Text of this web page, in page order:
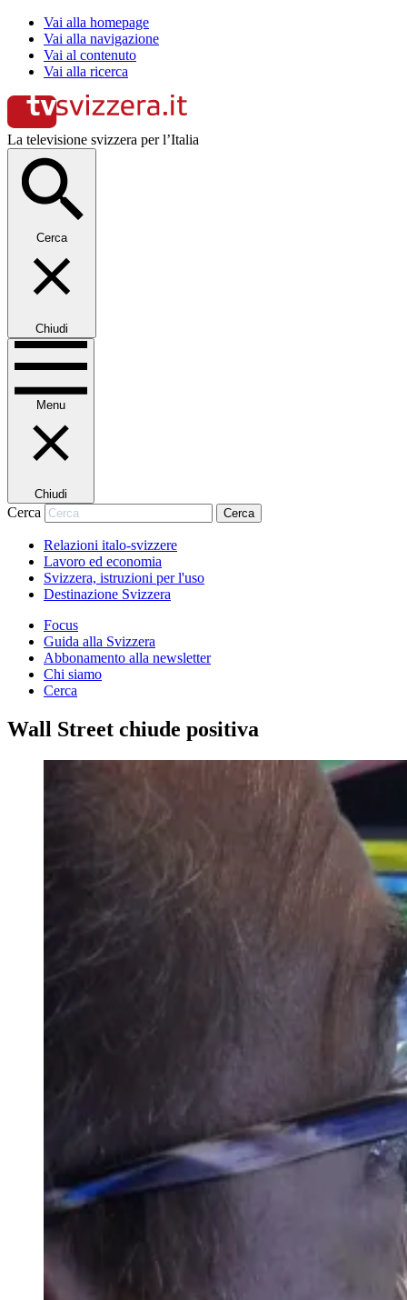
Vai alla homepage
Vai alla navigazione
Vai al contenuto
Vai alla ricerca
La televisione svizzera per l’Italia
Cerca
Chiudi
Menu
Chiudi
Cerca Cerca
Relazioni italo-svizzere
Lavoro ed economia
Svizzera, istruzioni per l'uso
Destinazione Svizzera
Focus
Guida alla Svizzera
Abbonamento alla newsletter
Chi siamo
Cerca
Wall Street chiude positiva